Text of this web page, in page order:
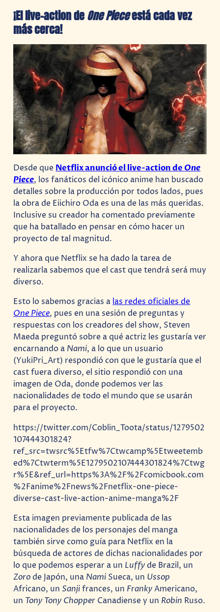
¡El live-action deOne Pieceestá cada vez
más cerca!
Desde que Netflix anunció el live-action de One
Piece, los fanáticos del icónico anime han buscado
detalles sobre la producción por todos lados, pues
la obra de Eiichiro Oda es una de las más queridas.
Inclusive su creador ha comentado previamente
que ha batallado en pensar en cómo hacer un
proyecto de tal magnitud.
Y ahora que Netflix se ha dado la tarea de
realizarla sabemos que el cast que tendrá será muy
diverso.
Esto lo sabemos gracias alas redes oficiales de
One Piece, pues en una sesión de preguntas y
respuestas con los creadores del show, Steven
Maeda preguntó sobre a qué actriz les gustaría ver
encarnando a Nami, a lo que un usuario
(YukiPri_Art) respondió con que le gustaría que el
cast fuera diverso, el sitio respondió con una
imagen de Oda, donde podemos ver las
nacionalidades de todo el mundo que se usarán
para el proyecto.
https://twitter.com/Coblin_Toota/status/1279502
107444301824?
ref_src=twsrc%5Etfw%7Ctwcamp%5Etweetemb
ed%7Ctwterm%5E1279502107444301824%7Ctwg
r%5E&ref_url=https%3A%2F%2Fcomicbook.com
%2Fanime%2Fnews%2Fnetflix-one-piece-
diverse-cast-live-action-anime-manga%2F
Esta imagen previamente publicada de las
nacionalidades de los personajes del manga
también sirve como guía para Netflix en la
búsqueda de actores de dichas nacionalidades por
lo que podemos esperar a un Luffyde Brazil, un
Zorode Japón, una Nami Sueca, un Ussop
Africano, un Sanjifrances, un FrankyAmericano,
un Tony Tony Chopper Canadiense y un Robin Ruso.